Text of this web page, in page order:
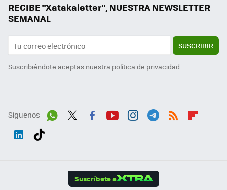
RECIBE "Xatakaletter", NUESTRA NEWSLETTER
SEMANAL
SUSCRIBIR
Suscribiéndote aceptas nuestra política de privacidad
Síguenos
Suscríbete a